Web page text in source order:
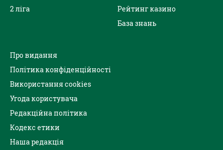
2 ліга
Рейтинг казино
База знань
Про видання
Політика конфіденційності
Використання cookies
Угода користувача
Редакційна політика
Кодекс етики
Наша редакція